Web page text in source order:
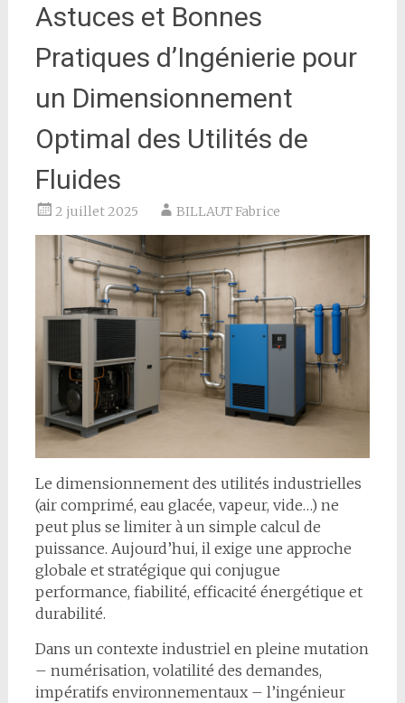
Astuces et Bonnes
Pratiques d’Ingénierie pour
un Dimensionnement
Optimal des Utilités de
Fluides
2 juillet 2025 BILLAUT Fabrice
Le dimensionnement des utilités industrielles
(air comprimé, eau glacée, vapeur, vide…) ne
peut plus se limiter à un simple calcul de
puissance. Aujourd’hui, il exige une approche
globale et stratégique qui conjugue
performance, fiabilité, efficacité énergétique et
durabilité.
Dans un contexte industriel en pleine mutation
– numérisation, volatilité des demandes,
impératifs environnementaux – l’ingénieur